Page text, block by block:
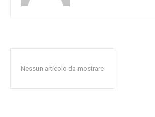
Nessun articolo da mostrare